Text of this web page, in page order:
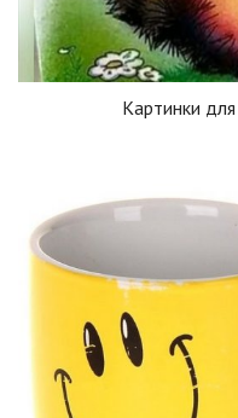
Картинки